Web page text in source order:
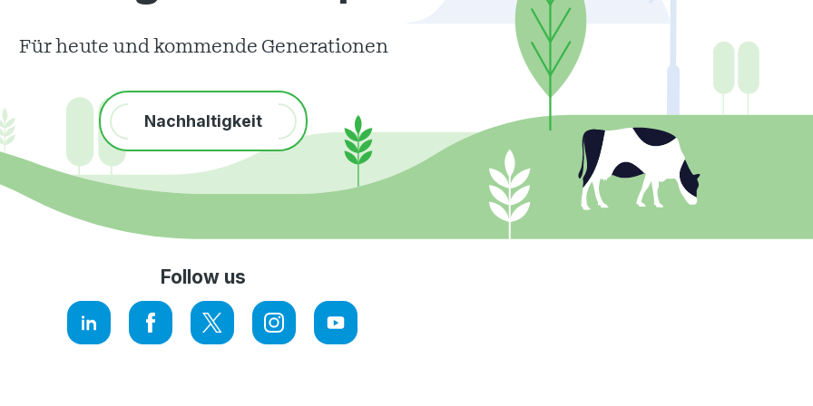
Für heute und kommende Generationen
Nachhaltigkeit
Follow us
LinkedInFacebookTwitter Instagram YouTube